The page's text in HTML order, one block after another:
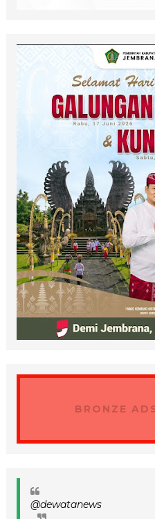
BRONZE
@dewatanews